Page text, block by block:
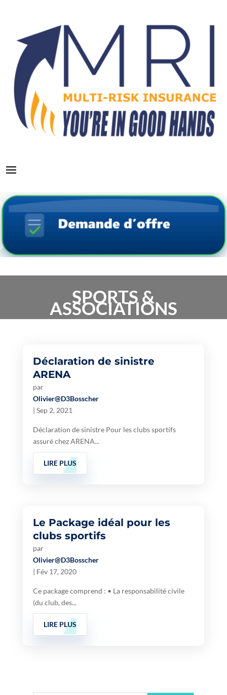
SPORTS &
ASSOCIATIONS
Déclaration de sinistre
ARENA
par
Olivier@D3Bosscher
| Sep 2, 2021
Déclaration de sinistre Pour les clubs sportifs
assuré chez ARENA...
LIRE PLUS
Le Package idéal pour les
clubs sportifs
par
Olivier@D3Bosscher
| Fév 17, 2020
Ce package comprend : • La responsabilité civile
(du club, des...
LIRE PLUS